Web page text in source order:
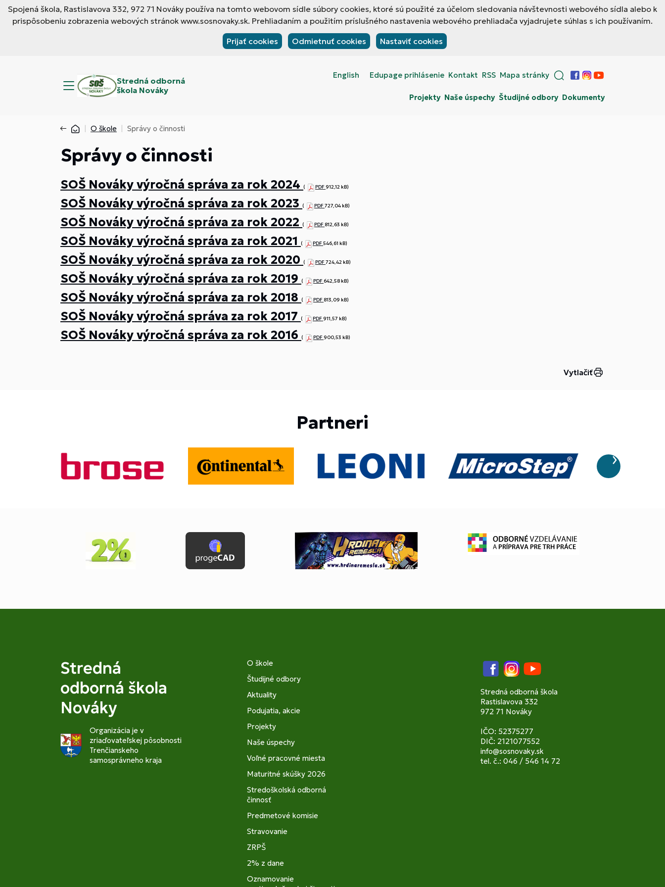
Spojená škola, Rastislavova 332, 972 71 Nováky používa na tomto webovom sídle súbory cookies, ktoré sú použité za účelom sledovania návštevnosti webového sídla alebo k
prispôsobeniu zobrazenia webových stránok www.sosnovaky.sk. Prehliadaním a použitím príslušného nastavenia webového prehliadača vyjadrujete súhlas s ich používaním.
Prijať cookies Odmietnuť cookies Nastaviť cookies
Stredná odborná
škola Nováky
English Edupage prihlásenie Kontakt RSS Mapa stránky
Facebook
Instagram
YouTube
Projekty Naše úspechy Študijné odbory Dokumenty
O škole Správy o činnosti
Správy o činnosti
SOŠ Nováky výročná správa za rok 2024 ( PDF912,12 kB)
SOŠ Nováky výročná správa za rok 2023 ( PDF727,04 kB)
SOŠ Nováky výročná správa za rok 2022 ( PDF 812,63 kB)
SOŠ Nováky výročná správa za rok 2021 ( PDF546,61 kB)
SOŠ Nováky výročná správa za rok 2020 ( PDF724,42 kB)
SOŠ Nováky výročná správa za rok 2019 ( PDF642,58 kB)
SOŠ Nováky výročná správa za rok 2018 ( PDF 813,09 kB)
SOŠ Nováky výročná správa za rok 2017 ( PDF911,57 kB)
SOŠ Nováky výročná správa za rok 2016 ( PDF900,53 kB)
Vytlačiť
Partneri
Stredná
odborná škola
Nováky
Organizácia je v
zriaďovateľskej pôsobnosti
Trenčianskeho
samosprávneho kraja
O škole
Študijné odbory
Aktuality
Podujatia, akcie
Projekty
Naše úspechy
Voľné pracovné miesta
Maturitné skúšky 2026
Stredoškolská odborná
činnosť
Predmetové komisie
Stravovanie
ZRPŠ
2% z dane
Oznamovanie
FacebookInstagramYouTube
Stredná odborná škola
Rastislavova 332
972 71 Nováky
IČO: 52375277
DIČ: 2121077552
info@sosnovaky.sk
tel. č.: 046 / 546 14 72